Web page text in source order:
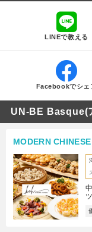
LINEで教える
Facebookでシェ
UN-BE Basque(
MODERN
ツ